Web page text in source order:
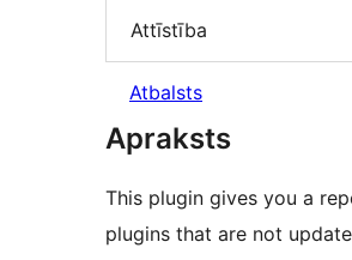
Attīstība
Atbalsts
Apraksts
This plugin gives you a
plugins that are not